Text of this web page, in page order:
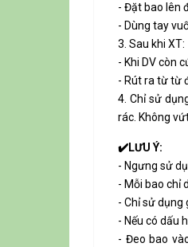
- Đặt bao lên
- Dùng tay
3. Sau khi XT:
- Khi DV còn
- Rút ra từ từ
4. Chỉ sử
rác. Không
✔️LƯU Ý:
- Ngưng sử
- Mỗi bao chỉ
- Chỉ sử dụng
- Nếu có dấu
- Đeo bao